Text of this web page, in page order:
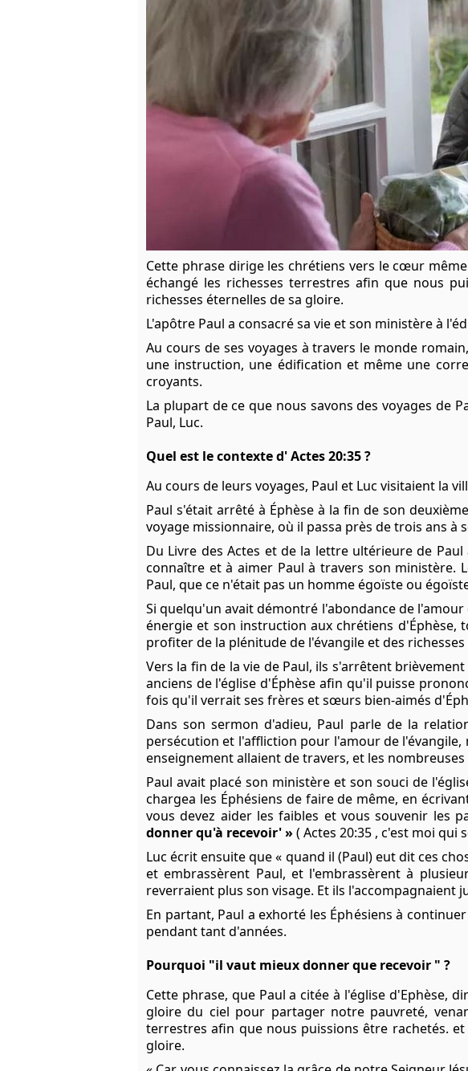
Cette phrase dirige les chrétiens vers le cœur
échangé les richesses terrestres afin que nous
richesses éternelles de sa gloire.
L'apôtre Paul a consacré sa vie et son ministère à
Au cours de ses voyages à travers le monde
une instruction, une édification et même une
croyants.
La plupart de ce que nous savons des voyages de
Paul, Luc.
Quel est le contexte d' Actes 20:35 ?
Au cours de leurs voyages, Paul et Luc visitaient la
Paul s'était arrêté à Éphèse à la fin de son
voyage missionnaire, où il passa près de trois ans à
Du Livre des Actes et de la lettre ultérieure de
connaître et à aimer Paul à travers son ministère.
Paul, que ce n'était pas un homme égoïste ou
Si quelqu'un avait démontré l'abondance de
énergie et son instruction aux chrétiens
profiter de la plénitude de l'évangile et des
Vers la fin de la vie de Paul, ils s'arrêtent
anciens de l'église d'Éphèse afin qu'il puisse
fois qu'il verrait ses frères et sœurs bien-aimés
Dans son sermon d'adieu, Paul parle de la
persécution et l'affliction pour l'amour de
enseignement allaient de travers, et les
Paul avait placé son ministère et son souci de
chargea les Éphésiens de faire de même, en
vous devez aider les faibles et vous souvenir les
donner qu'à recevoir' »( Actes 20:35 , c'est moi qui
Luc écrit ensuite que « quand il (Paul) eut dit ces
et embrassèrent Paul, et l'embrassèrent à
reverraient plus son visage. Et ils l'accompagnaient
En partant, Paul a exhorté les Éphésiens à
pendant tant d'années.
Pourquoi "il vaut mieux donner que recevoir " ?
Cette phrase, que Paul a citée à l'église d'Ephèse,
gloire du ciel pour partager notre pauvreté,
terrestres afin que nous puissions être rachetés.
gloire.